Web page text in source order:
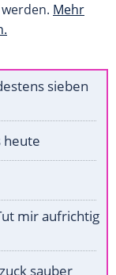
Mehr
sieben
heute
mir aufrichtig
sauber